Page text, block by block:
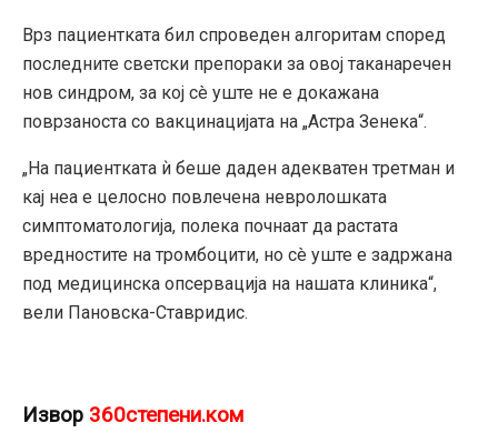
Врз пациентката бил спроведен алгоритам според
последните светски препораки за овој таканаречен
нов синдром, за кој сè уште не е докажана
поврзаноста со вакцинацијата на „Астра Зенека“.
„На пациентката ѝ беше даден адекватен третман и
кај неа е целосно повлечена невролошката
симптоматологија, полека почнаат да растата
вредностите на тромбоцити, но сè уште е задржана
под медицинска опсервација на нашата клиника“,
вели Пановска-Ставридис.
Извор 360степени.ком